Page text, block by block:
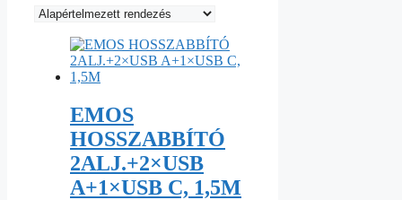
EMOS
HOSSZABBÍTÓ
2ALJ.+2×USB
A+1×USB C, 1,5M